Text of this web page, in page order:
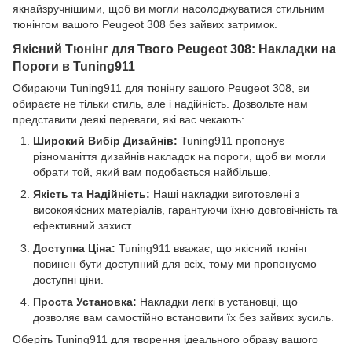
якнайзручнішими, щоб ви могли насолоджуватися стильним
тюнінгом вашого Peugeot 308 без зайвих затримок.
Якісний Тюнінг для Твого Peugeot 308: Накладки на
Пороги в Tuning911
Обираючи Tuning911 для тюнінгу вашого Peugeot 308, ви
обираєте не тільки стиль, але і надійність. Дозвольте нам
представити деякі переваги, які вас чекають:
Широкий Вибір Дизайнів: Tuning911 пропонує
різноманіття дизайнів накладок на пороги, щоб ви могли
обрати той, який вам подобається найбільше.
Якість та Надійність: Наші накладки виготовлені з
високоякісних матеріалів, гарантуючи їхню довговічність та
ефективний захист.
Доступна Ціна: Tuning911 вважає, що якісний тюнінг
повинен бути доступний для всіх, тому ми пропонуємо
доступні ціни.
Проста Установка: Накладки легкі в установці, що
дозволяє вам самостійно встановити їх без зайвих зусиль.
Оберіть Tuning911 для творення ідеального образу вашого